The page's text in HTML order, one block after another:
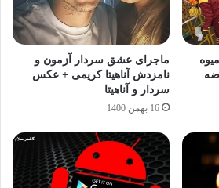
ماجرای عشق سردار آزمون و
نامزدش آناهیتا کریمی + عکس
سردار و آناهیتا
16 بهمن 1400